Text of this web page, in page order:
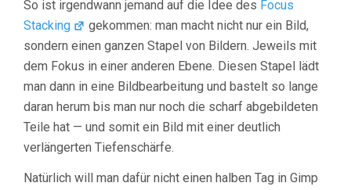
So ist irgendwann jemand auf die Idee des Focus
Stacking
gekommen: man macht nicht nur ein Bild,
sondern einen ganzen Stapel von Bildern. Jeweils mit
dem Fokus in einer anderen Ebene. Diesen Stapel lädt
man dann in eine Bildbearbeitung und bastelt so lange
daran herum bis man nur noch die scharf abgebildeten
Teile hat — und somit ein Bild mit einer deutlich
verlängerten Tiefenschärfe.
Natürlich will man dafür nicht einen halben Tag in Gimp